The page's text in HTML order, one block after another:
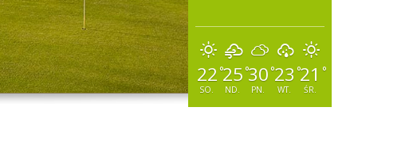
22°
SO.
25°
ND.
30°
PN.
23 °
WT.
21 °
ŚR.